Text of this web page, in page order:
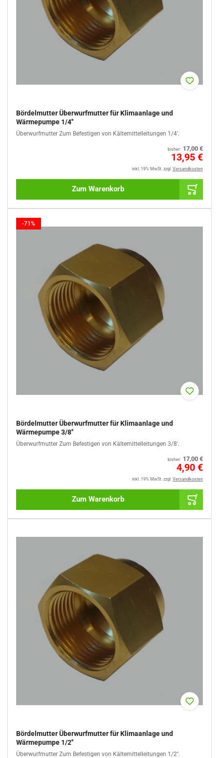
Solaranlagen oder Trinkwassererwärmung
> Wärmepumpenzubehör: Zubehör für die Befestigung oder
Verkleidung der Wärmepumpe
Bördelmutter Überwurfmutter für Klimaanlage und
Wärmepumpe 1/4''
Überwurfmutter Zum Befestigen von Kältemittelleitungen 1/4'.
bisher: 17,00 €
13,95 €
inkl. 19% MwSt. zzgl. Versandkosten
Zum Warenkorb
-71%
Bördelmutter Überwurfmutter für Klimaanlage und
Wärmepumpe 3/8''
Überwurfmutter Zum Befestigen von Kältemittelleitungen 3/8'.
bisher: 17,00 €
4,90 €
inkl. 19% MwSt. zzgl. Versandkosten
Zum Warenkorb
Bördelmutter Überwurfmutter für Klimaanlage und
Wärmepumpe 1/2''
Überwurfmutter Zum Befestigen von Kältemittelleitungen 1/2''.